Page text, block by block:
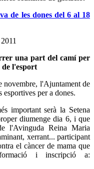
de les dones del 6 al 18
una part del camí per
de l'esport
novembre, l'Ajuntament de
per a dones.
important serà la Setena
diumenge dia 6, i que
l'Avinguda Reina Maria
xerrant... participant
el càncer de mama que
i inscripció a: